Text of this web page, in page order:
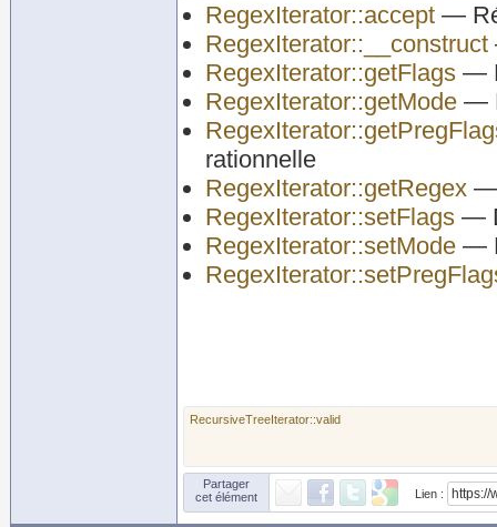
RegexIterator::accept —
RegexIterator::__construct
RegexIterator::getFlags —
RegexIterator::getMode —
rationnelle
RegexIterator::getRegex —
RegexIterator::setFlags —
RegexIterator::setMode —
RecursiveTreeIterator::valid
Partager
cet élément
Lien :